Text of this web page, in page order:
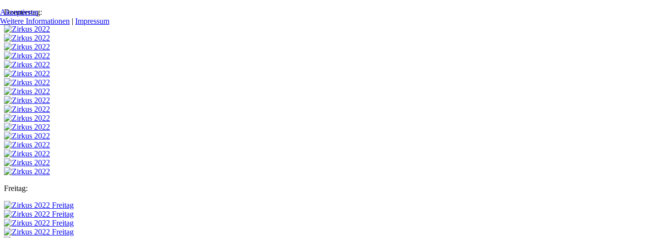
Donnerstag:
Freitag:
Akzeptieren
Weitere Informationen | Impressum